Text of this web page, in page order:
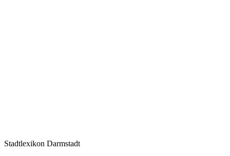
Stadtlexikon Darmstadt